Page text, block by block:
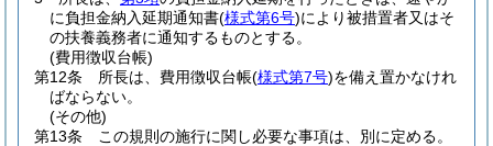
に負担金納入延期通知書(様式第6号)により被措置者又はそ
の扶養義務者に通知するものとする。
(費用徴収台帳)
第12条
所長は、費用徴収台帳(様式第7号)を備え置かなけれ
ばならない。
(その他)
第13条
この規則の施行に関し必要な事項は、別に定める。